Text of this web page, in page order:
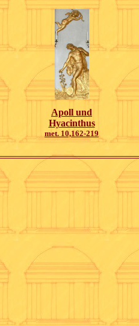
Apoll und
Hyacinthus
met. 10,162-219